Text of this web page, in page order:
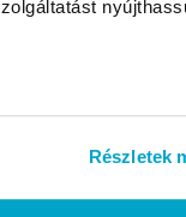
Részletek